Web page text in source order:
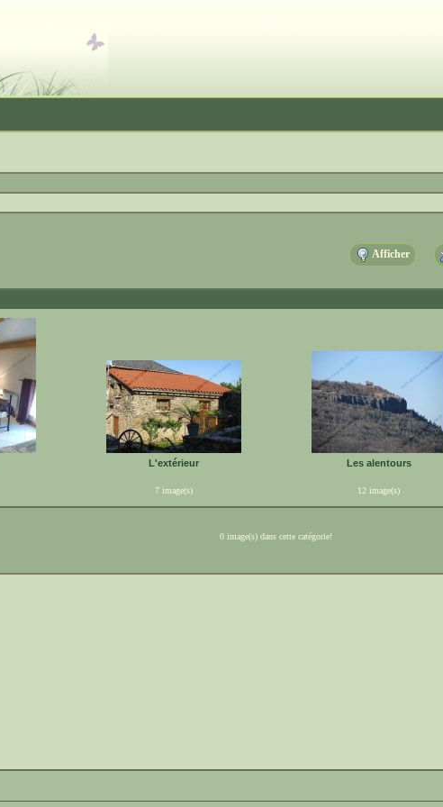
Afficher
L'extérieur
7 image(s)
Les alentours
12 image(s)
0 image(s) dans cette catégorie!